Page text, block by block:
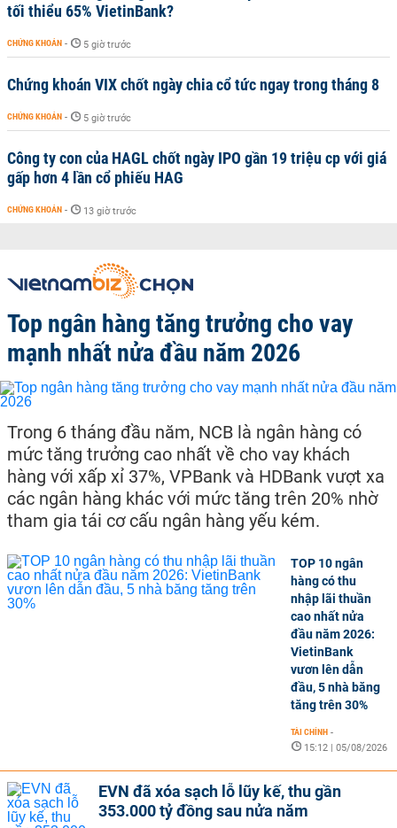
tối thiểu 65% VietinBank?
CHỨNG KHOÁN - 5 giờ trước
Chứng khoán VIX chốt ngày chia cổ tức ngay trong tháng 8
CHỨNG KHOÁN - 5 giờ trước
Công ty con của HAGL chốt ngày IPO gần 19 triệu cp với giá
gấp hơn 4 lần cổ phiếu HAG
CHỨNG KHOÁN - 13 giờ trước
Top ngân hàng tăng trưởng cho vay
mạnh nhất nửa đầu năm 2026
Trong 6 tháng đầu năm, NCB là ngân hàng có
mức tăng trưởng cao nhất về cho vay khách
hàng với xấp xỉ 37%, VPBank và HDBank vượt xa
các ngân hàng khác với mức tăng trên 20% nhờ
tham gia tái cơ cấu ngân hàng yếu kém.
TOP 10 ngân
hàng có thu
nhập lãi thuần
cao nhất nửa
đầu năm 2026:
VietinBank
vươn lên dẫn
đầu, 5 nhà băng
tăng trên 30%
TÀI CHÍNH -
15:12 | 05/08/2026
EVN đã xóa sạch lỗ lũy kế, thu gần
353.000 tỷ đồng sau nửa năm